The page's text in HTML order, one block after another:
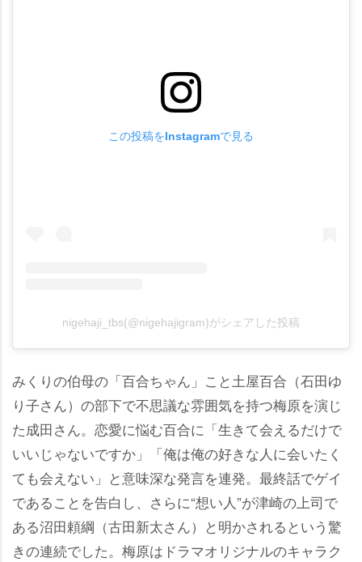
この投稿をInstagramで見る
nigehaji_tbs(@nigehajigram)がシェアした投稿
みくりの伯母の「百合ちゃん」こと土屋百合（石田ゆ
り子さん）の部下で不思議な雰囲気を持つ梅原を演じ
た成田さん。恋愛に悩む百合に「生きて会えるだけで
いいじゃないですか」「俺は俺の好きな人に会いたく
ても会えない」と意味深な発言を連発。最終話でゲイ
であることを告白し、さらに“想い人”が津崎の上司で
ある沼田頼綱（古田新太さん）と明かされるという驚
きの連続でした。梅原はドラマオリジナルのキャラク